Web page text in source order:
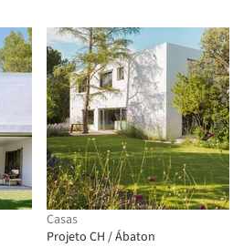
Casas
Projeto CH / Ábaton